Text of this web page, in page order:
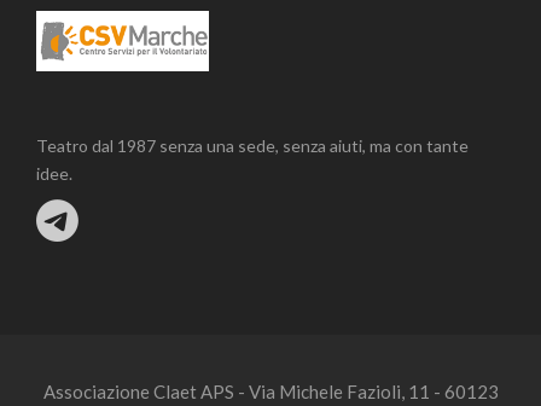
Teatro dal 1987 senza una sede, senza aiuti, ma con tante
idee.
Associazione Claet APS - Via Michele Fazioli, 11 - 60123